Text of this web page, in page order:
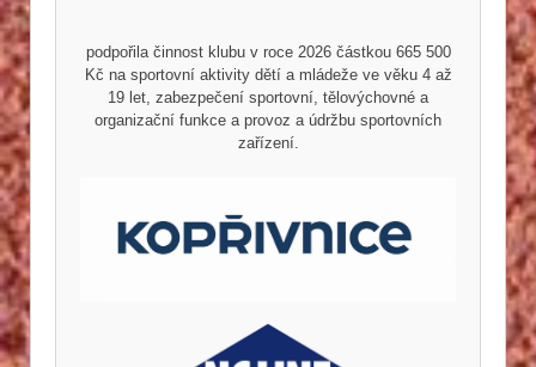
podpořila činnost klubu v roce 2026 částkou 665 500
Kč na sportovní aktivity dětí a mládeže ve věku 4 až
19 let, zabezpečení sportovní, tělovýchovné a
organizační funkce a provoz a údržbu sportovních
zařízení.